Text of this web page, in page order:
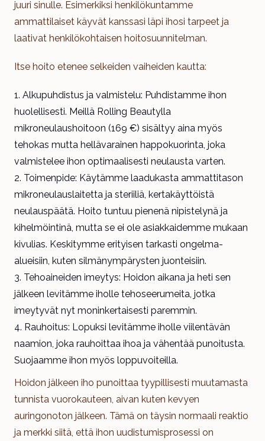
juuri sinulle. Esimerkiksi henkilökuntamme
ammattilaiset käyvät kanssasi läpi ihosi tarpeet ja
laativat henkilökohtaisen hoitosuunnitelman.
Itse hoito etenee selkeiden vaiheiden kautta:
Alkupuhdistus ja valmistelu: Puhdistamme ihon
huolellisesti. Meillä Rolling Beautylla
mikroneulaushoitoon (169 €) sisältyy aina myös
tehokas mutta hellävarainen happokuorinta, joka
valmistelee ihon optimaalisesti neulausta varten.
Toimenpide: Käytämme laadukasta ammattitason
mikroneulauslaitetta ja steriiliä, kertakäyttöistä
neulauspäätä. Hoito tuntuu pienenä nipistelynä ja
kihelmöintinä, mutta se ei ole asiakkaidemme mukaan
kivulias. Keskitymme erityisen tarkasti ongelma-
alueisiin, kuten silmänympärysten juonteisiin.
Tehoaineiden imeytys: Hoidon aikana ja heti sen
jälkeen levitämme iholle tehoseerumeita, jotka
imeytyvät nyt moninkertaisesti paremmin.
Rauhoitus: Lopuksi levitämme iholle viilentävän
naamion, joka rauhoittaa ihoa ja vähentää punoitusta.
Suojaamme ihon myös loppuvoiteilla.
Hoidon jälkeen iho punoittaa tyypillisesti muutamasta
tunnista vuorokauteen, aivan kuten kevyen
auringonoton jälkeen. Tämä on täysin normaali reaktio
ja merkki siitä, että ihon uudistumisprosessi on